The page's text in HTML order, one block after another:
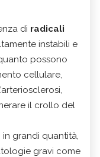
di radicali
instabili e
possono
cellulare,
il crollo del
grandi quantità,
gravi come